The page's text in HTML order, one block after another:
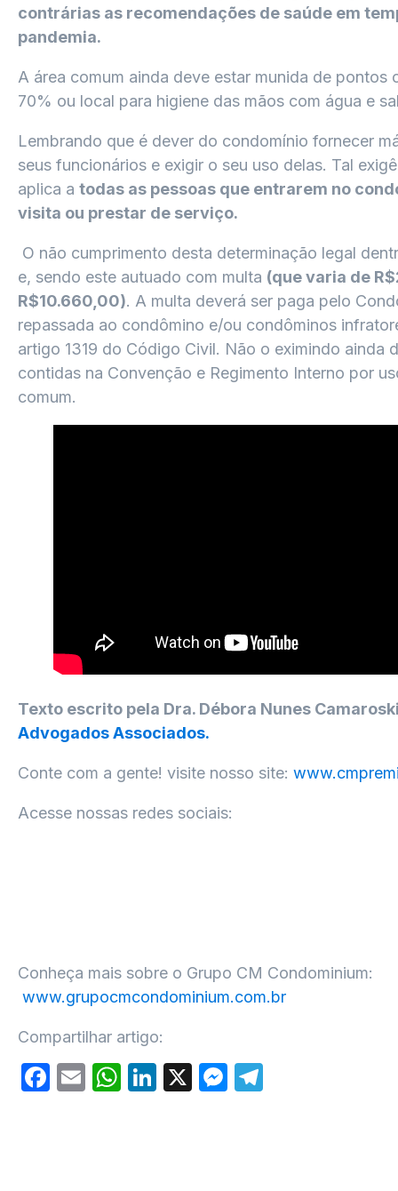
contrárias as recomendações de saúde em
pandemia.
A área comum ainda deve estar munida de pontos
70% ou local para higiene das mãos com água e
Lembrando que é dever do condomínio fornecer
seus funcionários e exigir o seu uso delas. Tal
aplica a todas as pessoas que entrarem no
visita ou prestar de serviço.
O não cumprimento desta determinação legal
e, sendo este autuado com multa (que varia de
R$10.660,00). A multa deverá ser paga pelo
repassada ao condômino e/ou condôminos
artigo 1319 do Código Civil. Não o eximindo ainda
contidas na Convenção e Regimento Interno por
comum.
Texto escrito pela Dra. Débora Nunes
Advogados Associados.
Conte com a gente! visite nosso site:
Acesse nossas redes sociais:
Conheça mais sobre o Grupo CM Condominium:
www.grupocmcondominium.com.br
Compartilhar artigo:
Facebook
EmailWhatsApp
LinkedIn
X Messenger